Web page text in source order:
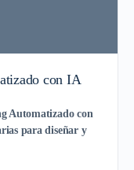
con IA
Automatizado con
para diseñar y